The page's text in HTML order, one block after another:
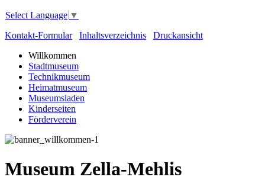
Select Language ▼
Kontakt-Formular
Inhaltsverzeichnis
Druckansicht
Willkommen
Stadtmuseum
Technikmuseum
Heimatmuseum
Museumsladen
Kinderseiten
Förderverein
Museum Zella-Mehlis